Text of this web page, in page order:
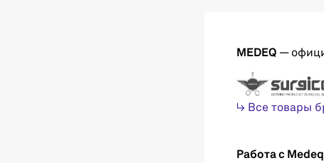
MEDEQ —
↳ Все товары
Работа с Medeq